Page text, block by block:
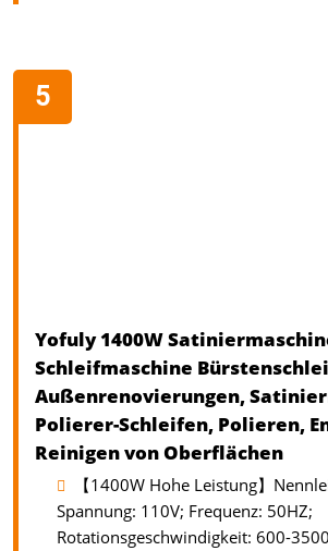
Yofuly 1400W
Schleifmaschine
Außenrenovierungen,
Polierer-Schleifen, Polieren,
Reinigen von Oberflächen
【1400W Hohe Leistung】
Spannung: 110V; Frequenz: 50HZ;
Rotationsgeschwindigkeit: 600-